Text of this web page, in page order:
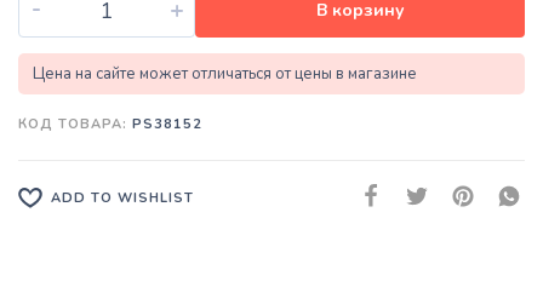
- + В корзину
Цена на сайте может отличаться от цены в магазине
КОД ТОВАРА: PS38152
ADD TO WISHLIST